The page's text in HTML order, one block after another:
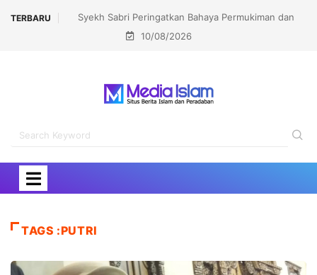
TERBARU
Syekh Sabri Peringatkan Bahaya Permukiman dan
Yudaisasi Israel di Sekitar Al-Aqsha
10/08/2026
TAGS :PUTRI